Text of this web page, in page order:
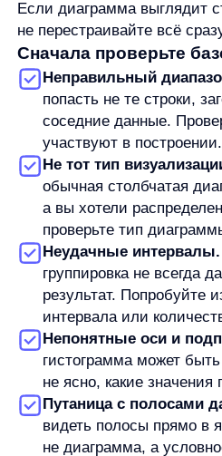
Выделите диапазон ячеек с
Откройте условное
Выберите полосы данных /
Настройте внешний вид,
Точный путь и названия команд
в зависимости от версии и
не смешивать этот сценарий с
гистограммы-диаграммы. Data
сравнение внутри таблицы, а
диаграмма показывает
по интервалам.
Как читать готовую
Когда гистограмма построена,
на отдельные столбцы, но и на
распределения.
Каждый столбец относится к
интервалу. Высота столбца
значений попало в этот
столбец заметно выше
диапазоне больше наблюдений.
Гистограмма помогает